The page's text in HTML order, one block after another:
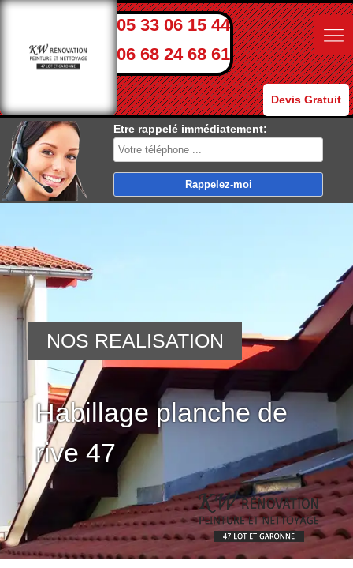
05 33 06 15 44
06 68 24 68 61
Devis Gratuit
Etre rappelé immédiatement:
Habillage planche de
rive 47
NOS REALISATION